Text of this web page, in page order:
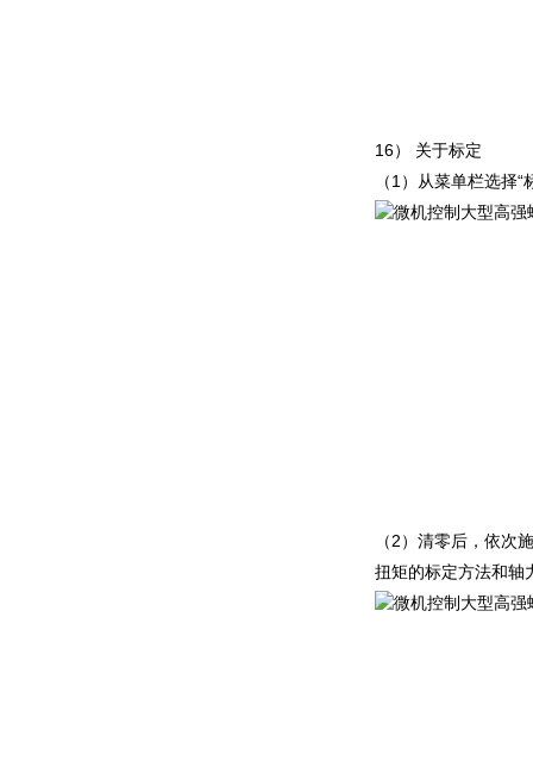
16）
关于标定
（1 ）从菜单栏选择“
（2）清零后，依次
扭矩的标定方法和轴